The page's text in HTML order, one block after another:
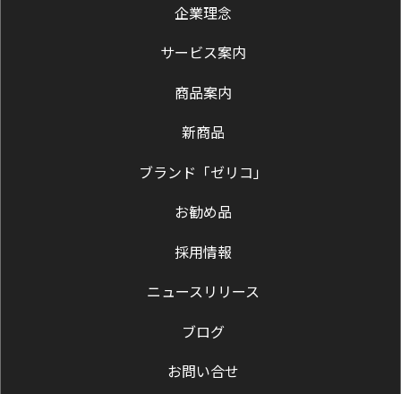
企業理念
サービス案内
商品案内
新商品
ブランド「ゼリコ」
お勧め品
採用情報
ニュースリリース
ブログ
お問い合せ